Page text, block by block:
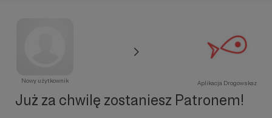
Nowy użytkownik Aplikacja Drogowskaz
Już za chwilę zostaniesz Patronem!